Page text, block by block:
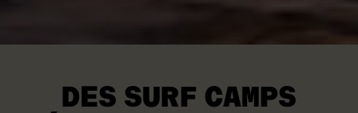
DES SURF CAMPS